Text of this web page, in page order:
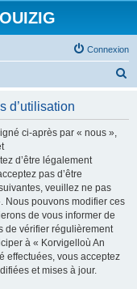
Connexion
d’utilisation
ci-après par « nous »,
d’être légalement
pas d’être
veuillez ne pas
Nous pouvons modifier ces
de vous informer de
de vérifier régulièrement
à « Korvigelloù An
effectuées, vous acceptez
et mises à jour.